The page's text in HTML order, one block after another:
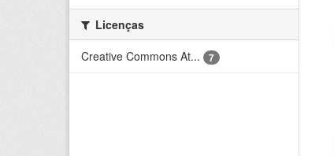
Licenças
Creative Commons At...
7